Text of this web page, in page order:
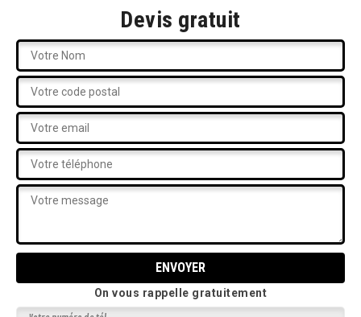
Devis gratuit
On vous rappelle gratuitement